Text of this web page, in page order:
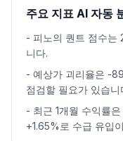
주요 지표 AI 자동
- 피노의 퀀트 점수는
니다.
- 예상가 괴리율은 -
점검할 필요가 있습니
- 최근 1개월 수익률
+1.65%로 수급 유입